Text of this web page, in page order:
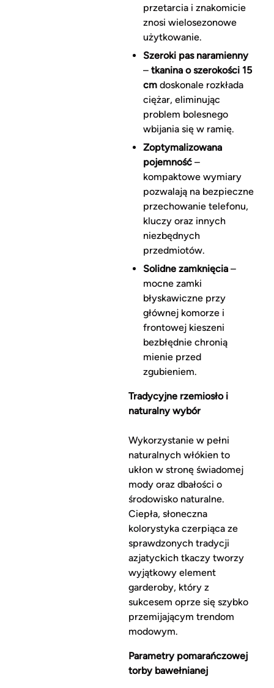
przetarcia i znakomicie
znosi wielosezonowe
użytkowanie.
Szeroki pas naramienny
– tkanina o szerokości 15
cmdoskonale rozkłada
ciężar, eliminując
problem bolesnego
wbijania się w ramię.
Zoptymalizowana
pojemność–
kompaktowe wymiary
pozwalają na bezpieczne
przechowanie telefonu,
kluczy oraz innych
niezbędnych
przedmiotów.
Solidne zamknięcia–
mocne zamki
błyskawiczne przy
głównej komorze i
frontowej kieszeni
bezbłędnie chronią
mienie przed
zgubieniem.
Tradycyjne rzemiosło i
naturalny wybór
Wykorzystanie w pełni
naturalnych włókien to
ukłon w stronę świadomej
mody oraz dbałości o
środowisko naturalne.
Ciepła, słoneczna
kolorystyka czerpiąca ze
sprawdzonych tradycji
azjatyckich tkaczy tworzy
wyjątkowy element
garderoby, który z
sukcesem oprze się szybko
przemijającym trendom
modowym.
Parametry pomarańczowej
torby bawełnianej